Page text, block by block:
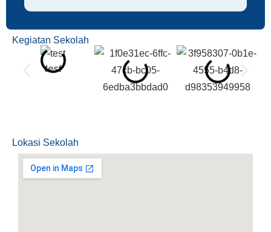
Kegiatan Sekolah
test
Lokasi Sekolah